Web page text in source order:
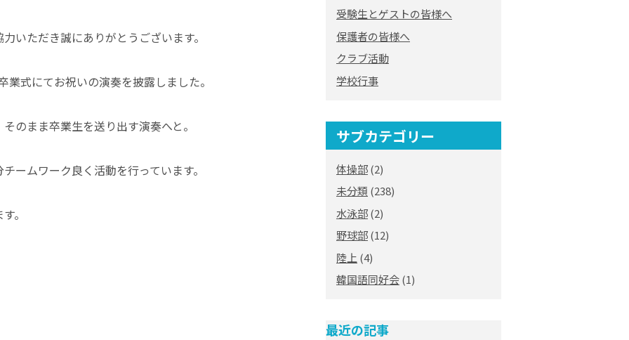
いただき誠にありがとうございます。
式にてお祝いの演奏を披露しました。
のまま卒業生を送り出す演奏へと。
ームワーク良く活動を行っています。
。
受験生とゲストの皆様へ
保護者の皆様へ
クラブ活動
学校行事
サブカテゴリー
体操部(2)
未分類 (238)
水泳部(2)
野球部(12)
陸上 (4)
韓国語同好会(1)
最近の記事